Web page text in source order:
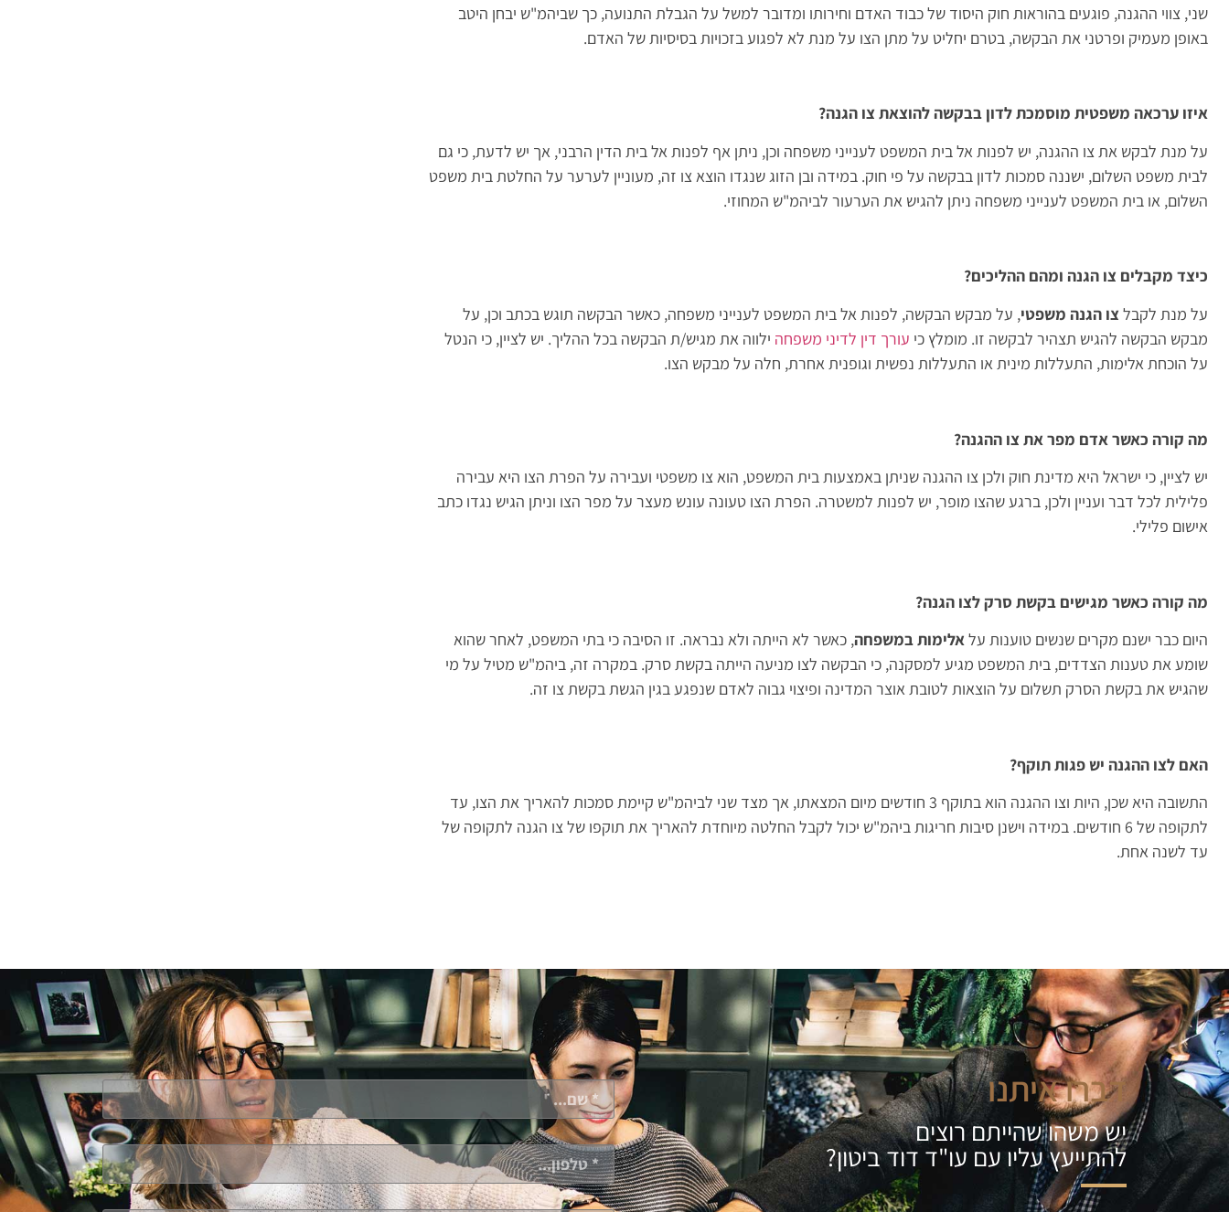
שני, צווי ההגנה, פוגעים בהוראות חוק היסוד של כבוד האדם וחירותו ומדובר למשל על הגבלת התנועה, כך שביהמ"ש יבחן היטב
באופן מעמיק ופרטני את הבקשה, בטרם יחליט על מתן הצו על מנת לא לפגוע בזכויות בסיסיות של האדם.
איזו ערכאה משפטית מוסמכת לדון בבקשה להוצאת צו הגנה?
על מנת לבקש את צו ההגנה, יש לפנות אל בית המשפט לענייני משפחה וכן, ניתן אף לפנות אל בית הדין הרבני, אך יש לדעת, כי גם
לבית משפט השלום, ישננה סמכות לדון בבקשה על פי חוק. במידה ובן הזוג שנגדו הוצא צו זה, מעוניין לערער על החלטת בית משפט
השלום, או בית המשפט לענייני משפחה ניתן להגיש את הערעור לביהמ"ש המחוזי.
כיצד מקבלים צו הגנה ומהם ההליכים?
על מנת לקבל צו הגנה משפטי, על מבקש הבקשה, לפנות אל בית המשפט לענייני משפחה, כאשר הבקשה תוגש בכתב וכן, על
מבקש הבקשה להגיש תצהיר לבקשה זו. מומלץ כי עורך דין לדיני משפחה ילווה את מגיש/ת הבקשה בכל ההליך. יש לציין, כי הנטל
על הוכחת אלימות, התעללות מינית או התעללות נפשית וגופנית אחרת, חלה על מבקש הצו.
מה קורה כאשר אדם מפר את צו ההגנה?
יש לציין, כי ישראל היא מדינת חוק ולכן צו ההגנה שניתן באמצעות בית המשפט, הוא צו משפטי ועבירה על הפרת הצו היא עבירה
פלילית לכל דבר ועניין ולכן, ברגע שהצו מופר, יש לפנות למשטרה. הפרת הצו טעונה עונש מעצר על מפר הצו וניתן הגיש נגדו כתב
אישום פלילי.
מה קורה כאשר מגישים בקשת סרק לצו הגנה?
היום כבר ישנם מקרים שנשים טוענות עלאלימות במשפחה, כאשר לא הייתה ולא נבראה. זו הסיבה כי בתי המשפט, לאחר שהוא
שומע את טענות הצדדים, בית המשפט מגיע למסקנה, כי הבקשה לצו מניעה הייתה בקשת סרק. במקרה זה, ביהמ"ש מטיל על מי
שהגיש את בקשת הסרק תשלום על הוצאות לטובת אוצר המדינה ופיצוי גבוה לאדם שנפגע בגין הגשת בקשת צו זה.
האם לצו ההגנה יש פגות תוקף?
התשובה היא שכן, היות וצו ההגנה הוא בתוקף 3 חודשים מיום המצאתו, אך מצד שני לביהמ"ש קיימת סמכות להאריך את הצו, עד
לתקופה של 6 חודשים. במידה וישנן סיבות חריגות ביהמ"ש יכול לקבל החלטה מיוחדת להאריך את תוקפו של צו הגנה לתקופה של
עד לשנה אחת.
דברו איתנו
יש משהו שהייתם רוצים
להתייעץ עליו עם עו"ד דוד ביטון?